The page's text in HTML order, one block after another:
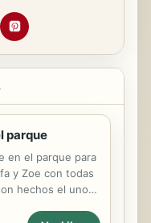
parque
en el parque para
y Zoe con todas
hechos el uno